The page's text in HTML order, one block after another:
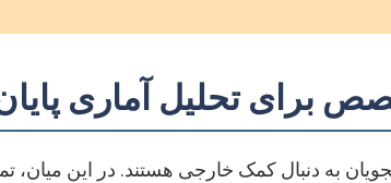
برای تحلیل آماری
به دنبال کمک خارجی هستند. در این میان،